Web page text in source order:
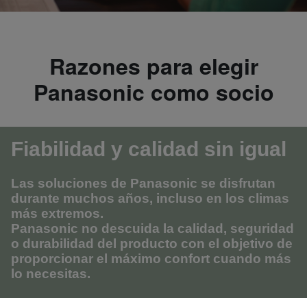
Razones para elegir
Panasonic como socio
Fiabilidad y calidad sin igual
Las soluciones de Panasonic se disfrutan
durante muchos años, incluso en los climas
más extremos.
Panasonic no descuida la calidad, seguridad
o durabilidad del producto con el objetivo de
proporcionar el máximo confort cuando más
lo necesitas.